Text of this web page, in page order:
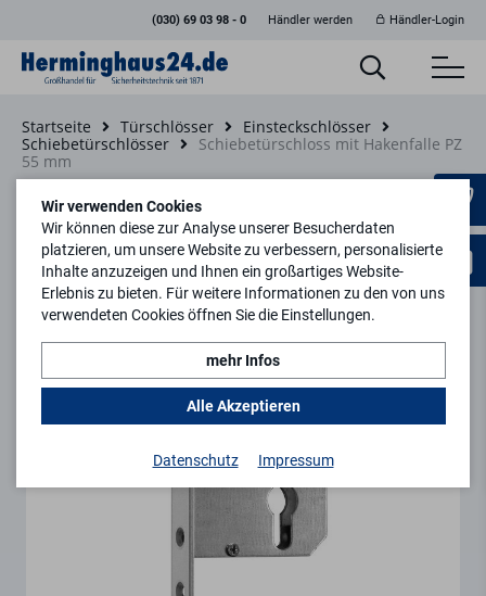
(030) 69 03 98 - 0 Händler werden Händler-Login
Startseite Türschlösser
Einsteckschlösser
Schiebetürschlösser
Schiebetürschloss mit Hakenfalle PZ
55 mm
Wir verwenden Cookies
Wir können diese zur Analyse unserer Besucherdaten
platzieren, um unsere Website zu verbessern, personalisierte
Inhalte anzuzeigen und Ihnen ein großartiges Website-
Erlebnis zu bieten. Für weitere Informationen zu den von uns
verwendeten Cookies öffnen Sie die Einstellungen.
mehr Infos
Alle Akzeptieren
Datenschutz Impressum